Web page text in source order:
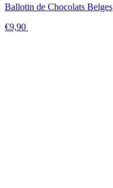
Ballotin de Chocolats Belges
€9,90